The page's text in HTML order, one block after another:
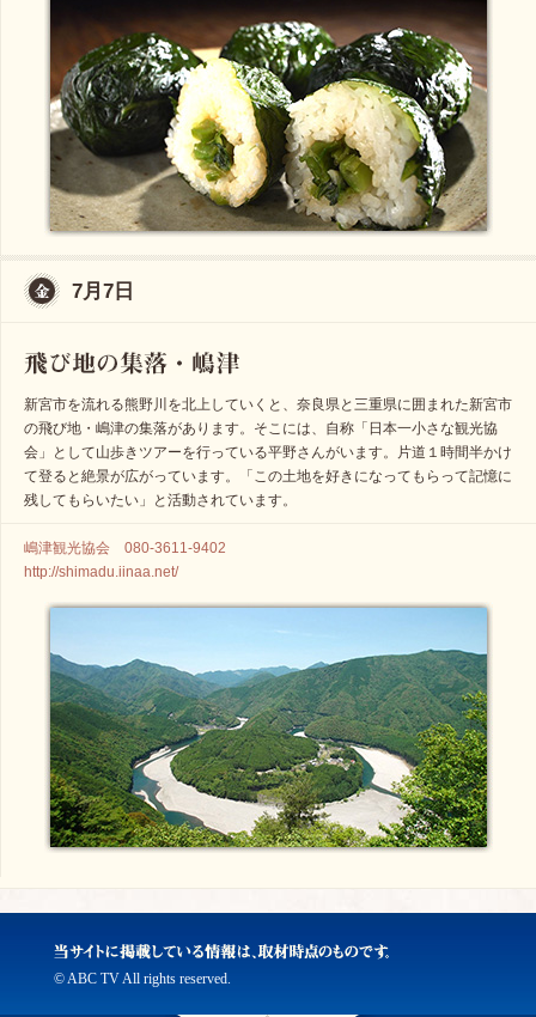
7月7日
新宮市を流れる熊野川を北上していくと、奈良県と三重県に囲まれた新宮市
の飛び地・嶋津の集落があります。そこには、自称「日本一小さな観光協
会」として山歩きツアーを行っている平野さんがいます。片道１時間半かけ
て登ると絶景が広がっています。「この土地を好きになってもらって記憶に
残してもらいたい」と活動されています。
嶋津観光協会 080-3611-9402
http://shimadu.iinaa.net/
© ABC TV All rights reserved.